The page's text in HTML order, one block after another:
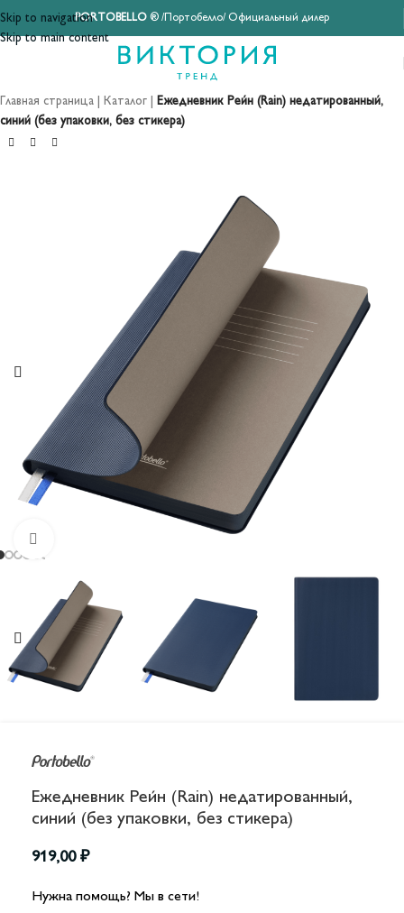
Skip to navigation
Skip to main content
PORTOBELLO® /Портобелло/ Официальный дилер
Главная страница Каталог
Ежедневник Рейн (Rain) недатированный,
синий (без упаковки, без стикера)
Ежедневник Рейн (Rain) недатированный,
синий (без упаковки, без стикера)
919,00 ₽
Нужна помощь? Мы в сети!